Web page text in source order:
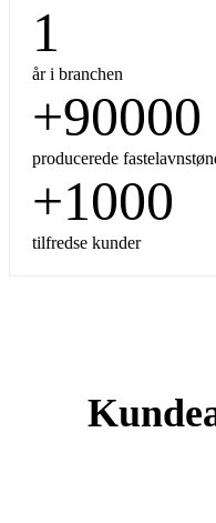
1
år i branchen
+90000
producerede
+1000
tilfredse kunder